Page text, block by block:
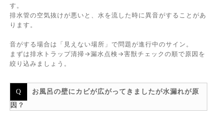
す。
排水管の空気抜けが悪いと、水を流した時に異音がすることがあ
ります。
音がする場合は「見えない場所」で問題が進行中のサイン。
まずは排水トラップ清掃→漏水点検→害獣チェックの順で原因を
絞り込みましょう。
お風呂の壁にカビが広がってきましたが水漏れが原
因？